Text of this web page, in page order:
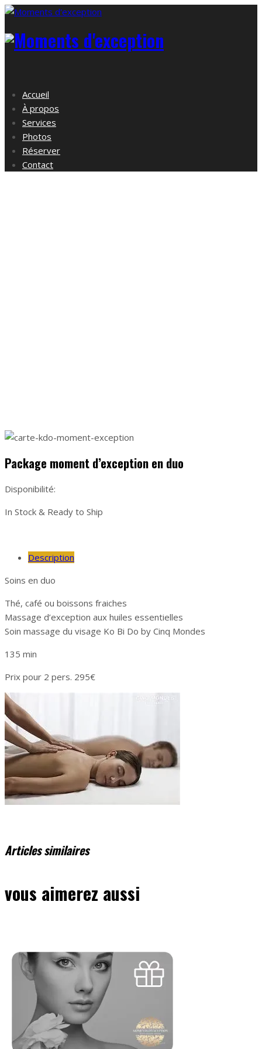
Accueil
À propos
Services
Photos
Réserver
Contact
Package moment d’exception en duo
Disponibilité:
In Stock & Ready to Ship
Description
Soins en duo
Thé, café ou boissons fraiches
Massage d’exception aux huiles essentielles
Soin massage du visage Ko Bi Do by Cinq Mondes
135 min
Prix pour 2 pers. 295€
Articles similaires
vous aimerez aussi